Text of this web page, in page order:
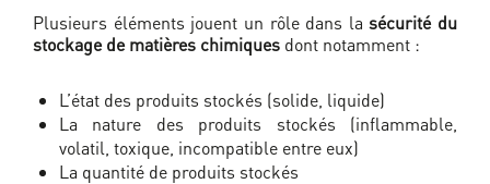
Plusieurs éléments jouent un rôle dans lasécurité du
stockage de matières chimiques dont notamment :
L’état des produits stockés (solide, liquide)
La nature des produits stockés (inflammable,
volatil, toxique, incompatible entre eux)
La quantité de produits stockés